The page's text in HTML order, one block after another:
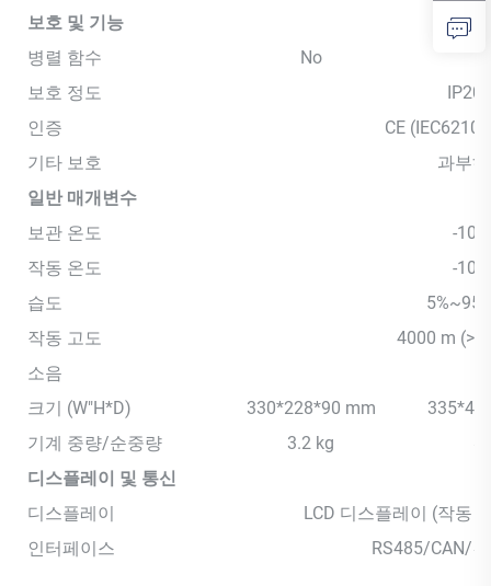
보호 및 기능
병렬 함수
No
보호 정도
인증
CE
기타 보호
과부
일반 매개변수
보관 온도
-
작동 온도
-
습도
작동 고도
4000 m
소음
크기 (W"H*D)
330*228*90 mm
기계 중량/순중량
3.2 kg
디스플레이 및 통신
디스플레이
LCD 디스플레이 (작동
인터페이스
RS485/CAN/